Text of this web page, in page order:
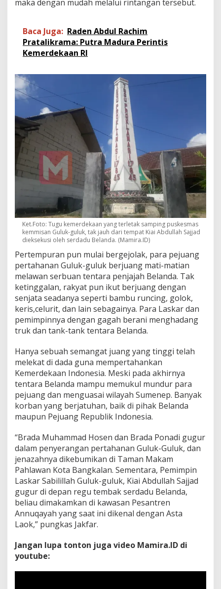
maka dengan mudah melalui rintangan tersebut.
Baca Juga: Raden Abdul Rachim
Pratalikrama: Putra Madura Perintis
Kemerdekaan RI
Ket.Foto: Tugu kemerdekaan yang terletak samping puskesmas
kemmisan Guluk-guluk, tak jauh dari tempat Kiai Abdullah Sajjad
dieksekusi oleh serdadu Belanda. (Mamira.ID)
Pertempuran pun mulai bergejolak, para pejuang
pertahanan Guluk-guluk berjuang mati-matian
melawan serbuan tentara penjajah Belanda. Tak
ketinggalan, rakyat pun ikut berjuang dengan
senjata seadanya seperti bambu runcing, golok,
keris,celurit, dan lain sebagainya. Para Laskar dan
pemimpinnya dengan gagah berani menghadang
truk dan tank-tank tentara Belanda.
Hanya sebuah semangat juang yang tinggi telah
melekat di dada guna mempertahankan
Kemerdekaan Indonesia. Meski pada akhirnya
tentara Belanda mampu memukul mundur para
pejuang dan menguasai wilayah Sumenep. Banyak
korban yang berjatuhan, baik di pihak Belanda
maupun Pejuang Republik Indonesia.
“Brada Muhammad Hosen dan Brada Ponadi gugur
dalam penyerangan pertahanan Guluk-Guluk, dan
jenazahnya dikebumikan di Taman Makam
Pahlawan Kota Bangkalan. Sementara, Pemimpin
Laskar Sabilillah Guluk-guluk, Kiai Abdullah Sajjad
gugur di depan regu tembak serdadu Belanda,
beliau dimakamkan di kawasan Pesantren
Annuqayah yang saat ini dikenal dengan Asta
Laok,” pungkas Jakfar.
Jangan lupa tonton juga video Mamira.ID di
youtube: